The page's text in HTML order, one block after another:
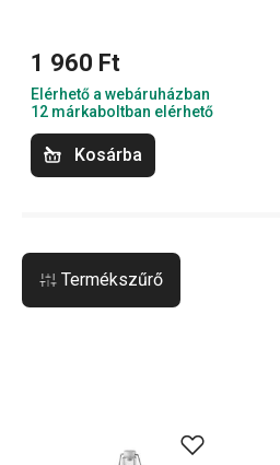
1 960 Ft
Elérhető a webáruházban
12 márkaboltban elérhető
Kosárba
Termékszűrő